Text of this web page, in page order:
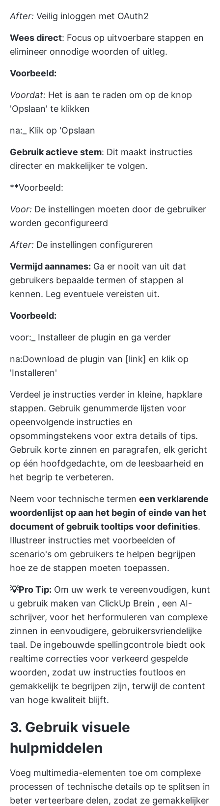
After: Veilig inloggen met OAuth2
Wees direct: Focus op uitvoerbare stappen en
elimineer onnodige woorden of uitleg.
Voorbeeld:
Voordat: Het is aan te raden om op de knop
'Opslaan' te klikken
na:_ Klik op 'Opslaan
Gebruik actieve stem: Dit maakt instructies
directer en makkelijker te volgen.
**Voorbeeld:
Voor: De instellingen moeten door de gebruiker
worden geconfigureerd
After: De instellingen configureren
Vermijd aannames: Ga er nooit van uit dat
gebruikers bepaalde termen of stappen al
kennen. Leg eventuele vereisten uit.
Voorbeeld:
voor:_ Installeer de plugin en ga verder
na:Download de plugin van [link] en klik op
'Installeren'
Verdeel je instructies verder in kleine, hapklare
stappen. Gebruik genummerde lijsten voor
opeenvolgende instructies en
opsommingstekens voor extra details of tips.
Gebruik korte zinnen en paragrafen, elk gericht
op één hoofdgedachte, om de leesbaarheid en
het begrip te verbeteren.
Neem voor technische termen een verklarende
woordenlijst op aan het begin of einde van het
document of gebruik tooltips voor definities.
Illustreer instructies met voorbeelden of
scenario's om gebruikers te helpen begrijpen
hoe ze de stappen moeten toepassen.
💡Pro Tip: Om uw werk te vereenvoudigen, kunt
u gebruik maken van ClickUp Brein , een AI-
schrijver, voor het herformuleren van complexe
zinnen in eenvoudigere, gebruikersvriendelijke
taal. De ingebouwde spellingcontrole biedt ook
realtime correcties voor verkeerd gespelde
woorden, zodat uw instructies foutloos en
gemakkelijk te begrijpen zijn, terwijl de content
van hoge kwaliteit blijft.
3. Gebruik visuele
hulpmiddelen
Voeg multimedia-elementen toe om complexe
processen of technische details op te splitsen in
beter verteerbare delen, zodat ze gemakkelijker